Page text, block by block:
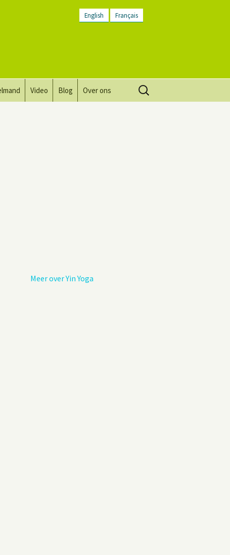
English Français
Video Blog Over ons
Zoeken
naar:
Meer over Yin Yoga